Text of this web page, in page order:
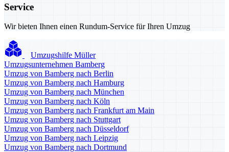
Service
Wir bieten Ihnen einen Rundum-Service für Ihren Umzug
Umzugshilfe Müller
Umzugsunternehmen Bamberg
Umzug von Bamberg nach Berlin
Umzug von Bamberg nach Hamburg
Umzug von Bamberg nach München
Umzug von Bamberg nach Köln
Umzug von Bamberg nach Frankfurt am Main
Umzug von Bamberg nach Stuttgart
Umzug von Bamberg nach Düsseldorf
Umzug von Bamberg nach Leipzig
Umzug von Bamberg nach Dortmund